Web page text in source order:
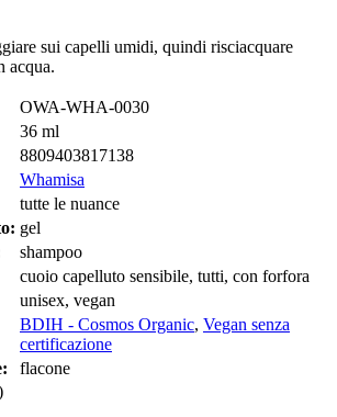
sui capelli umidi, quindi risciacquare
acqua.
OWA-WHA-0030
36 ml
8809403817138
Whamisa
tutte le nuance
gel
shampoo
cuoio capelluto sensibile, tutti, con forfora
unisex, vegan
BDIH - Cosmos Organic, Vegan senza
certificazione
flacone